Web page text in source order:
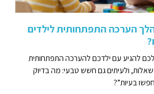
הערכה התפתחותית לילדים
להגיע עם ילדכם להערכה התפתחותית
ולעיתים גם חשש טבעי: מה בדיוק
בעיות”?